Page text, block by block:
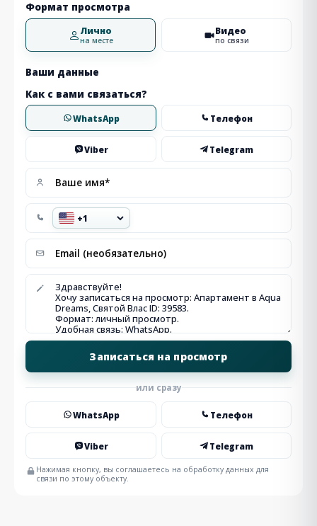
Формат просмотра
Лично
на месте
Видео
по связи
Ваши данные
Как с вами связаться?
WhatsApp Телефон
Viber Telegram
или сразу
WhatsApp Телефон
Viber Telegram
Нажимая кнопку, вы соглашаетесь на обработку данных для
связи по этому объекту.